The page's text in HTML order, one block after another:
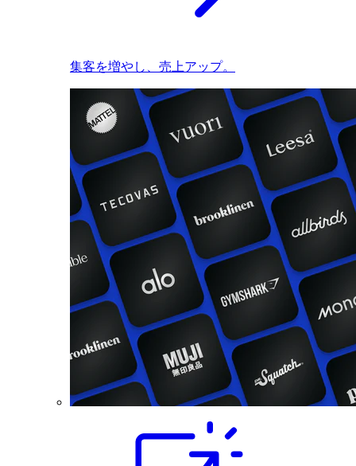
集客を増やし、売上アップ。